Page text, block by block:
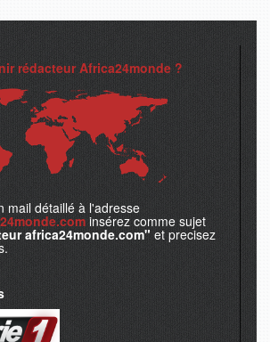
rédacteur Africa24monde ?
mail détaillé à l'adresse
insérez comme sujet
africa24monde.com" et precisez